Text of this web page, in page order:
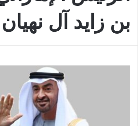
بن زايد آل نهيان